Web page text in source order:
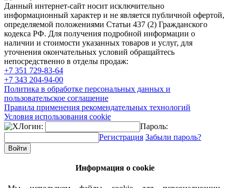
Данный интернет-сайт носит исключительно
информационный характер и не является публичной офертой,
определяемой положениями Статьи 437 (2) Гражданского
кодекса РФ. Для получения подробной информации о
наличии и стоимости указанных товаров и услуг, для
уточнения окончательных условий обращайтесь
непосредственно в отделы продаж:
+7 351 729-83-64
+7 343 204-94-00
Политика в обработке персональных данных и
пользовательское соглашение
Правила применения рекомендательных технологий
Условия использования cookie
Логин:
Пароль:
Регистрация Забыли пароль?
Информация о cookie